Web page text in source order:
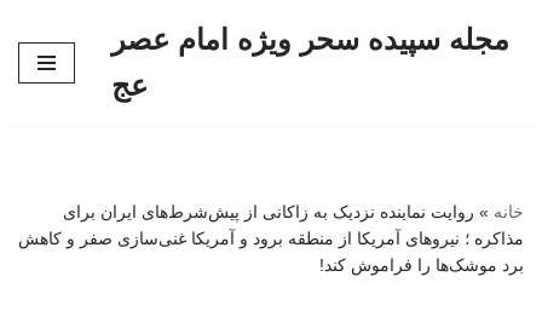
مجله سپیده سحر ویژه امام عصر
عج
خانه » روایت نماینده نزدیک به زاکانی از پیش‌شرط‌های ایران برای
مذاکره ؛ نیروهای آمریکا از منطقه برود و آمریکا غنی‌سازی صفر و کاهش
برد موشک‌ها را فراموش کند!